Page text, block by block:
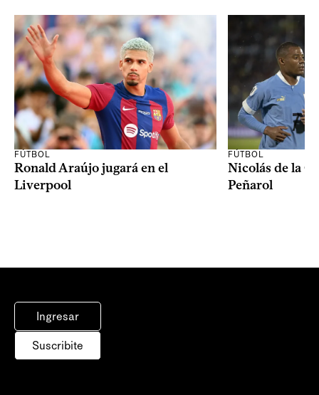
FÚTBOL
Ronald Araújo jugará en el
Liverpool
FÚTBOL
Nicolás de la
Peñarol
Ingresar
Suscribite